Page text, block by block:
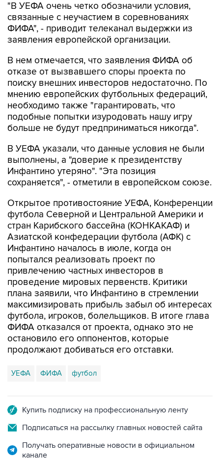
"В УЕФА очень четко обозначили условия,
связанные с неучастием в соревнованиях
ФИФА", - приводит телеканал выдержки из
заявления европейской организации.
В нем отмечается, что заявления ФИФА об
отказе от вызвавшего споры проекта по
поиску внешних инвесторов недостаточно. По
мнению европейских футбольных федераций,
необходимо также "гарантировать, что
подобные попытки изуродовать нашу игру
больше не будут предприниматься никогда".
В УЕФА указали, что данные условия не были
выполнены, а "доверие к президентству
Инфантино утеряно". "Эта позиция
сохраняется", - отметили в европейском союзе.
Открытое противостояние УЕФА, Конференции
футбола Северной и Центральной Америки и
стран Карибского бассейна (КОНКАКАФ) и
Азиатской конфедерации футбола (АФК) с
Инфантино началось в июле, когда он
попытался реализовать проект по
привлечению частных инвесторов в
проведение мировых первенств. Критики
плана заявили, что Инфантино в стремлении
максимизировать прибыль забыл об интересах
футбола, игроков, болельщиков. В итоге глава
ФИФА отказался от проекта, однако это не
остановило его оппонентов, которые
продолжают добиваться его отставки.
УЕФА ФИФА футбол
Купить подписку на профессиональную ленту
Подписаться на рассылку главных новостей сайта
Получать оперативные новости в официальном
канале